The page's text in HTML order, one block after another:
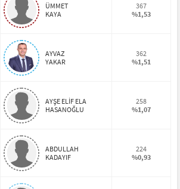
ÜMMET
KAYA
367
%1,53
AYVAZ
YAKAR
362
%1,51
AYŞE ELİF ELA
HASANOĞLU
258
%1,07
ABDULLAH
KADAYIF
224
%0,93